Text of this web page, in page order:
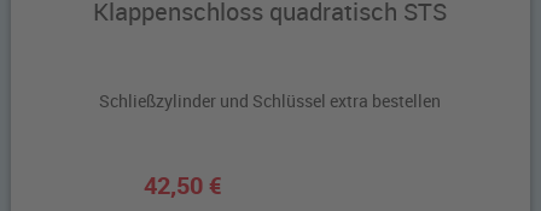
Klappenschloss quadratisch STS
Schließzylinder und Schlüssel extra bestellen
42,50 €